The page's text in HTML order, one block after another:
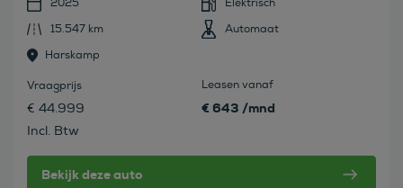
2025
Elektrisch
15.547 km
Automaat
Harskamp
Vraagprijs
€ 44.999
Incl. Btw
Leasen vanaf
€ 643 /mnd
Bekijk deze auto